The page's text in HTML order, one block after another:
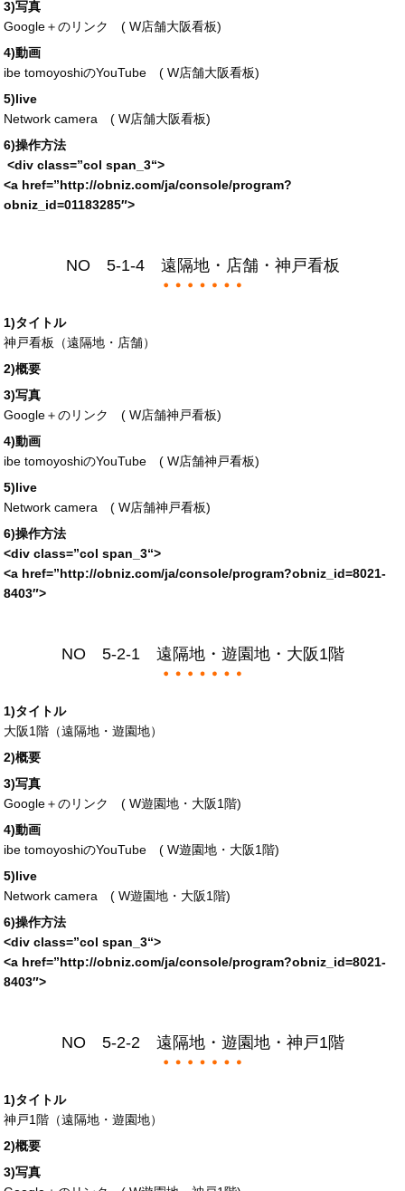
3)写真
Google＋のリンク ( W店舗大阪看板)
4)動画
ibe tomoyoshiのYouTube ( W店舗大阪看板)
5)live
Network camera ( W店舗大阪看板)
6)操作方法
<div class=”col span_3“>
<a href=”http://obniz.com/ja/console/program?
obniz_id=01183285″>
NO 5-1-4 遠隔地・店舗・神戸看板
1)タイトル
神戸看板（遠隔地・店舗）
2)概要
3)写真
Google＋のリンク ( W店舗神戸看板)
4)動画
ibe tomoyoshiのYouTube ( W店舗神戸看板)
5)live
Network camera ( W店舗神戸看板)
6)操作方法
<div class=”col span_3“>
<a href=”http://obniz.com/ja/console/program?obniz_id=8021-
8403″>
NO 5-2-1 遠隔地・遊園地・大阪1階
1)タイトル
大阪1階（遠隔地・遊園地）
2)概要
3)写真
Google＋のリンク ( W遊園地・大阪1階)
4)動画
ibe tomoyoshiのYouTube ( W遊園地・大阪1階)
5)live
Network camera ( W遊園地・大阪1階)
6)操作方法
<div class=”col span_3“>
<a href=”http://obniz.com/ja/console/program?obniz_id=8021-
8403″>
NO 5-2-2 遠隔地・遊園地・神戸1階
1)タイトル
神戸1階（遠隔地・遊園地）
2)概要
3)写真